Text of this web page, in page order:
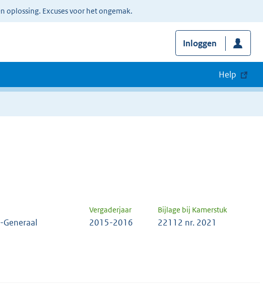
oplossing. Excuses voor het ongemak.
Inloggen
Help
Vergaderjaar Bijlage bij Kamerstuk
2015-2016 22112 nr. 2021